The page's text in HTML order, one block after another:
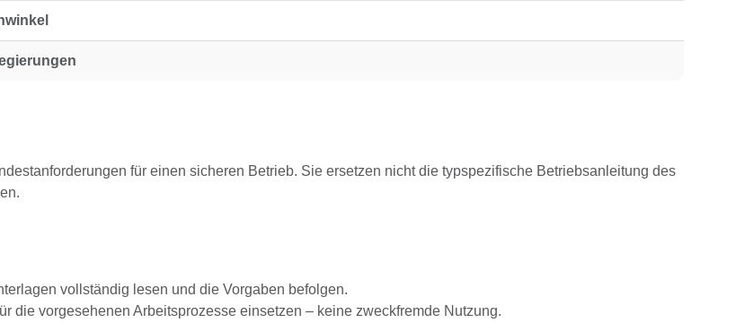
für einen sicheren Betrieb. Sie ersetzen nicht die typspezifische Betriebsanleitung des
vollständig lesen und die Vorgaben befolgen.
die vorgesehenen Arbeitsprozesse einsetzen – keine zweckfremde Nutzung.